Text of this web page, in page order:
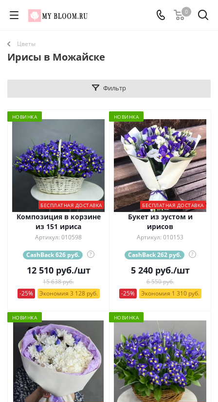
0
Цветы
Ирисы в Можайске
Фильтр
НОВИНКА
БЕСПЛАТНАЯ ДОСТАВКА
Композиция в корзине
из 151 ириса
Артикул: 010598
CashBack 626 руб. ?
12 510руб./шт
15 638 руб.
-25%
Экономия 3 128 руб.
НОВИНКА
БЕСПЛАТНАЯ ДОСТАВКА
Букет из эустом и
ирисов
Артикул: 010153
CashBack 262 руб. ?
5 240руб./шт
6 550 руб.
-25%
Экономия 1 310 руб.
НОВИНКА НОВИНКА